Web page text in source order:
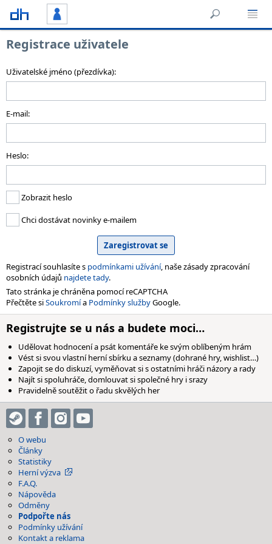
Registrace uživatele
Uživatelské jméno (přezdívka):
E-mail:
Heslo:
Zobrazit heslo
Chci dostávat novinky e-mailem
Registrací souhlasíte s podmínkami užívání, naše zásady zpracování
osobních údajů najdete tady.
Tato stránka je chráněna pomocí reCAPTCHA
Přečtěte siSoukromía Podmínky službyGoogle.
Registrujte se u nás a budete moci…
Udělovat hodnocení a psát komentáře ke svým oblíbeným hrám
Vést si svou vlastní herní sbírku a seznamy (dohrané hry, wishlist…)
Zapojit se do diskuzí, vyměňovat si s ostatními hráči názory a rady
Najít si spoluhráče, domlouvat si společné hry i srazy
Pravidelně soutěžit o řadu skvělých her
O webu
Články
Statistiky
Herní výzva
F.A.Q.
Nápověda
Odměny
Podpořte nás
Podmínky užívání
Kontakt a reklama